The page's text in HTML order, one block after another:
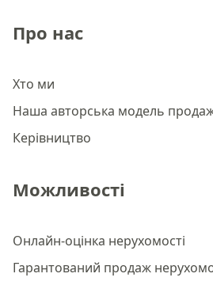
Про нас
Хто ми
Наша авторська модель
Керівництво
Можливості
Онлайн-оцінка нерухомості
Гарантований продаж